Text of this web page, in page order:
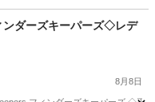
ダーズキーパーズ◇レデ
8月8日